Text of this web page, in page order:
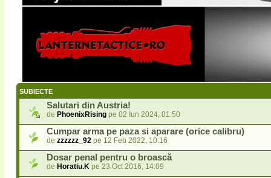
SUBIECTE
Salutari din Austria!
de PhoenixRising pe 02 Iun 2024, 01:50
Cumpar arma pe paza si aparare (orice calibru)
de zzzzzz_92 pe 12 Feb 2022, 10:16
Dosar penal pentru o broască
de Horatiu.K pe 23 Oct 2016, 14:09